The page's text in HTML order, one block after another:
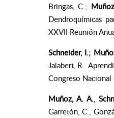
Bringas, C.;
Dendroquímicas
XXVII Reunión
Schneider, I.;
Jalabert, R.
Congreso
Muñoz, A. A.
Garretón, C.,